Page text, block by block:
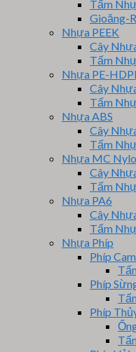
Tấm
Gioăng-
Nhựa PEEK
Cây
Tấm
Nhựa PE-
Cây
Tấm
Nhựa ABS
Cây
Tấm
Nhựa MC
Cây
Tấm
Nhựa PA6
Cây
Tấm
Nhựa Phíp
Phíp
Phíp
Phíp